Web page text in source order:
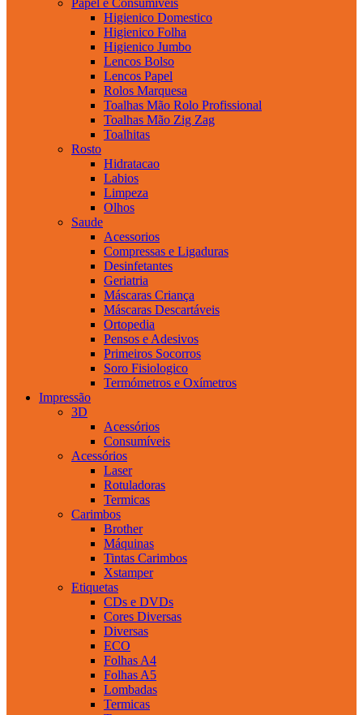
Higienico Domestico
Higienico Folha
Higienico Jumbo
Lencos Bolso
Lencos Papel
Rolos Marquesa
Toalhas Mão Rolo Profissional
Toalhas Mão Zig Zag
Toalhitas
Rosto
Hidratacao
Labios
Limpeza
Olhos
Saude
Acessorios
Compressas e Ligaduras
Desinfetantes
Geriatria
Máscaras Criança
Máscaras Descartáveis
Ortopedia
Pensos e Adesivos
Primeiros Socorros
Soro Fisiologico
Termómetros e Oxímetros
Impressão
3D
Acessórios
Consumíveis
Acessórios
Laser
Rotuladoras
Termicas
Carimbos
Brother
Máquinas
Tintas Carimbos
Xstamper
Etiquetas
CDs e DVDs
Cores Diversas
Diversas
ECO
Folhas A4
Folhas A5
Lombadas
Termicas